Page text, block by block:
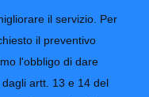
il servizio. Per
il preventivo
l'obbligo di dare
artt. 13 e 14 del
CONTATTI-URP
TRASPARENZA